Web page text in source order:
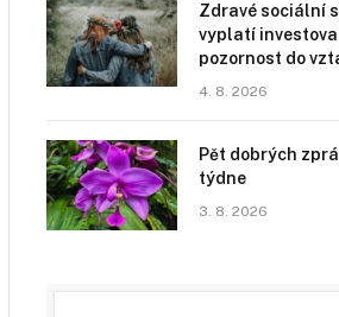
Zdravé sociální
vyplatí
pozornost do
4. 8. 2026
Pět dobrých
týdne
3. 8. 2026